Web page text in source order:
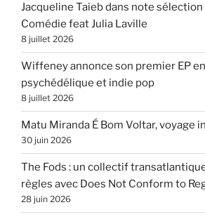
Jacqueline Taieb dans note sélection
Comédie feat Julia Laville
8 juillet 2026
Wiffeney annonce son premier EP
psychédélique et indie pop
8 juillet 2026
Matu Miranda É Bom Voltar, voyage
30 juin 2026
The Fods : un collectif
règles avec Does Not Conform to
28 juin 2026